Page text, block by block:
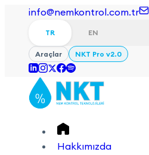
info@nemkontrol.com.tr
TR EN
Araçlar NKT Pro v2.0
Hakkımızda